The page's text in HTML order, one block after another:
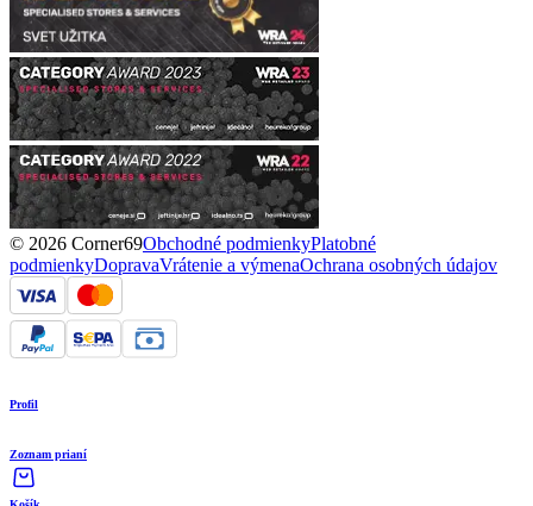
© 2026 Corner69Obchodné podmienkyPlatobné
podmienkyDopravaVrátenie a výmenaOchrana osobných údajov
Profil
Zoznam prianí